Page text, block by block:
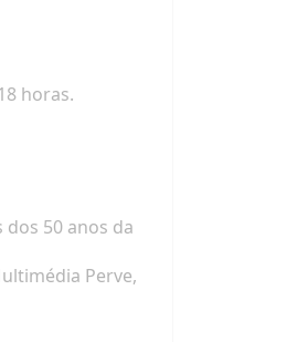
horas.
50 anos da
Perve,